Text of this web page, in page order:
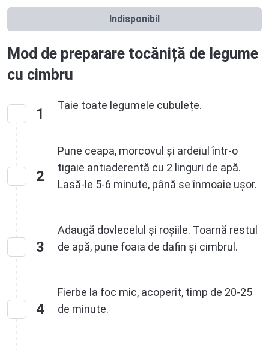
Indisponibil
Mod de preparare tocăniță de legume
cu cimbru
1
Taie toate legumele cubulețe.
2
Pune ceapa, morcovul și ardeiul într-o
tigaie antiaderentă cu 2 linguri de apă.
Lasă-le 5-6 minute, până se înmoaie ușor.
3
Adaugă dovlecelul și roșiile. Toarnă restul
de apă, pune foaia de dafin și cimbrul.
4
Fierbe la foc mic, acoperit, timp de 20-25
de minute.